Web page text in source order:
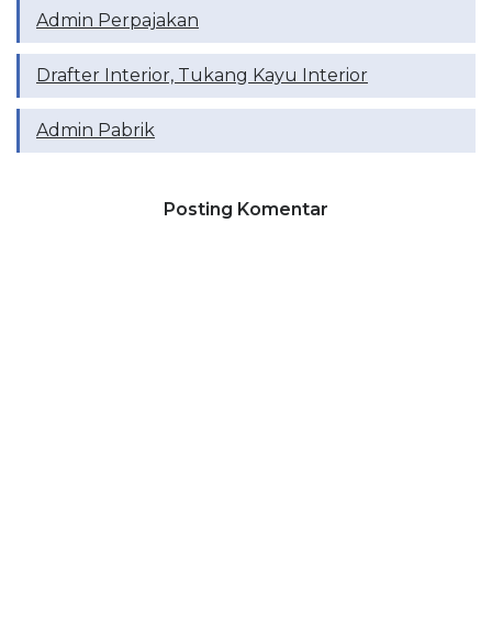
Admin Perpajakan
Drafter Interior, Tukang Kayu Interior
Admin Pabrik
Posting Komentar